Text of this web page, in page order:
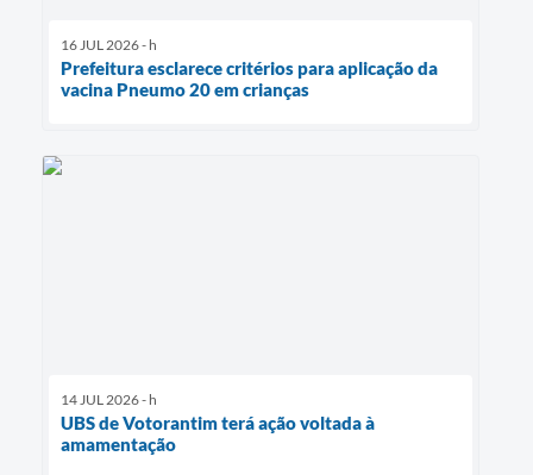
16 JUL 2026 - h
Prefeitura esclarece critérios para aplicação da
vacina Pneumo 20 em crianças
14 JUL 2026 - h
UBS de Votorantim terá ação voltada à
amamentação